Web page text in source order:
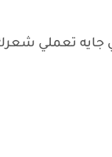
جايه تعملي